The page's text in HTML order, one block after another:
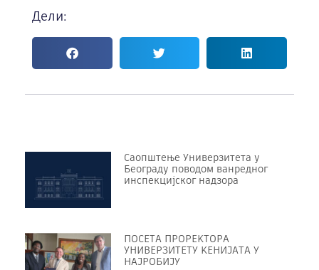
Дели:
Саопштење Универзитета у
Београду поводом ванредног
инспекцијског надзора
ПОСЕТА ПРОРЕKТОРА
УНИВЕРЗИТЕТУ KЕНИЈАТА У
НАЈРОБИЈУ